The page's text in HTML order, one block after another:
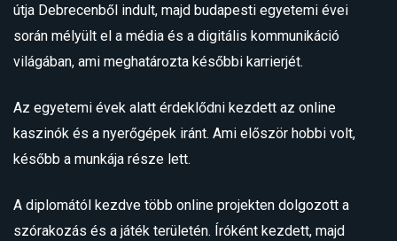
útja Debrecenből indult, majd budapesti egyetemi évei
során mélyült el a média és a digitális kommunikáció
világában, ami meghatározta későbbi karrierjét.
Az egyetemi évek alatt érdeklődni kezdett az online
kaszinók és a nyerőgépek iránt. Ami először hobbi volt,
később a munkája része lett.
A diplomától kezdve több online projekten dolgozott a
szórakozás és a játék területén. Íróként kezdett, majd